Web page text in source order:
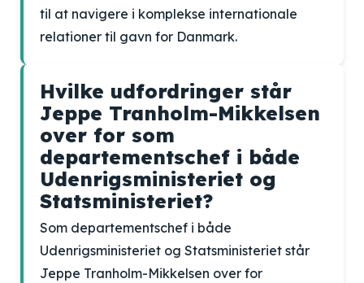
til at navigere i komplekse internationale
relationer til gavn for Danmark.
Hvilke udfordringer står
Jeppe Tranholm-Mikkelsen
over for som
departementschef i både
Udenrigsministeriet og
Statsministeriet?
Som departementschef i både
Udenrigsministeriet og Statsministeriet står
Jeppe Tranholm-Mikkelsen over for